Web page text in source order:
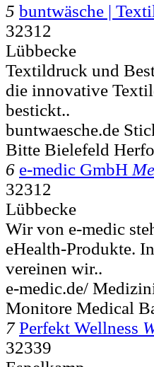
5 buntwäsche |
32312
Lübbecke
Textildruck und
die innovative
bestickt..
buntwaesche.de
Bitte Bielefeld
6 e-medic GmbH
32312
Lübbecke
Wir von e-medic
eHealth-Produkte.
vereinen wir..
e-medic.de/
Monitore Medical
7 Perfekt Wellness
32339